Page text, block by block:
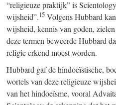
“religieuze praktijk” is
wijsheid”.15 Volgens Hubbard
wijsheid, kennis van goden, zielen
deze termen beweerde Hubbard
religie erkend moest worden.
Hubbard gaf de hindoeïstische,
wortels van deze religieuze
van het hindoeïsme, vooral